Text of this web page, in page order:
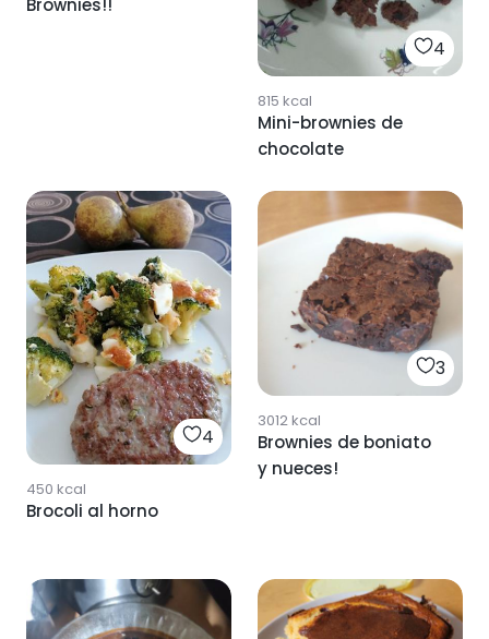
Brownies!!
4
815 kcal
Mini-brownies de
chocolate
4
450 kcal
Brocoli al horno
3
3012kcal
Brownies de boniato
y nueces!